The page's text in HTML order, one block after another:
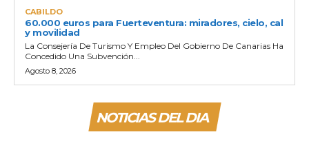
CABILDO
60.000 euros para Fuerteventura: miradores, cielo, cal
y movilidad
La Consejería De Turismo Y Empleo Del Gobierno De Canarias Ha
Concedido Una Subvención...
Agosto 8, 2026
NOTICIAS DEL DIA